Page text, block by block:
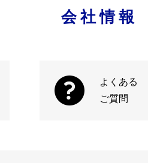
会社情報
よくある
ご質問